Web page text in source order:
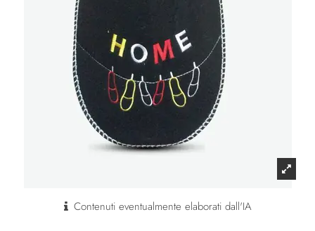
Contenuti eventualmente elaborati dall'IA